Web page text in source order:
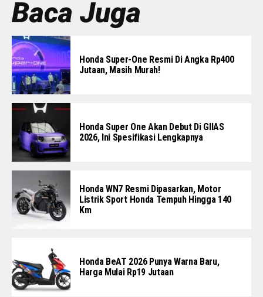
Baca Juga
Honda Super-One Resmi Di Angka Rp400
Jutaan, Masih Murah!
Honda Super One Akan Debut Di GIIAS
2026, Ini Spesifikasi Lengkapnya
Honda WN7 Resmi Dipasarkan, Motor
Listrik Sport Honda Tempuh Hingga 140
Km
Honda BeAT 2026 Punya Warna Baru,
Harga Mulai Rp19 Jutaan